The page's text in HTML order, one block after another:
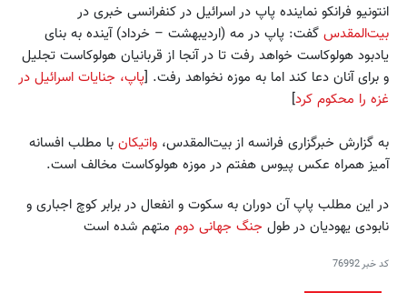
انتونیو فرانکو نماینده پاپ در اسرائیل در کنفرانسی خبری در
بیت‌المقدس گفت: پاپ در مه (اردیبهشت – خرداد) آینده به بنای
یادبود هولوکاست خواهد رفت تا در آنجا از قربانیان هولوکاست تجلیل
و برای آنان دعا کند اما به موزه نخواهد رفت. [پاپ، جنایات اسرائیل در
غزه را محکوم کرد]
به گزارش خبرگزاری فرانسه از بیت‌المقدس، واتیکان با مطلب افسانه
آمیز همراه عکس پیوس هفتم در موزه هولوکاست مخالف است.
در این مطلب پاپ آن دوران به سکوت و انفعال در برابر کوچ اجباری و
نابودی یهودیان در طول جنگ جهانی دوم متهم شده است
کد خبر76992